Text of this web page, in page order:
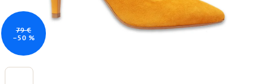
79 €
–50 %